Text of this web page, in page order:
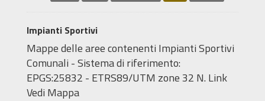
Impianti Sportivi
Mappe delle aree contenenti Impianti Sportivi
Comunali - Sistema di riferimento:
EPGS:25832 - ETRS89/UTM zone 32 N. Link
Vedi Mappa